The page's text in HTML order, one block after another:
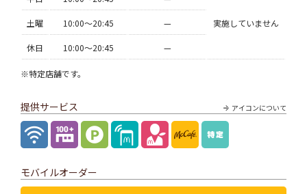
実施していません
土曜 10:00〜20:45 —
休日 10:00〜20:45 —
※特定店舗です。
アイコンについて
提供サービス
モバイルオーダー